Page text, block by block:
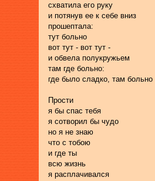
схватила его руку
и потянув ее к себе вниз
прошептала:
тут больно
вот тут - вот тут -
и обвела полукружьем
там где больно:
где было сладко, там больно
Прости
я бы спас тебя
я сотворил бы чудо
но я не знаю
что с тобою
и где ты
всю жизнь
я расплачивался